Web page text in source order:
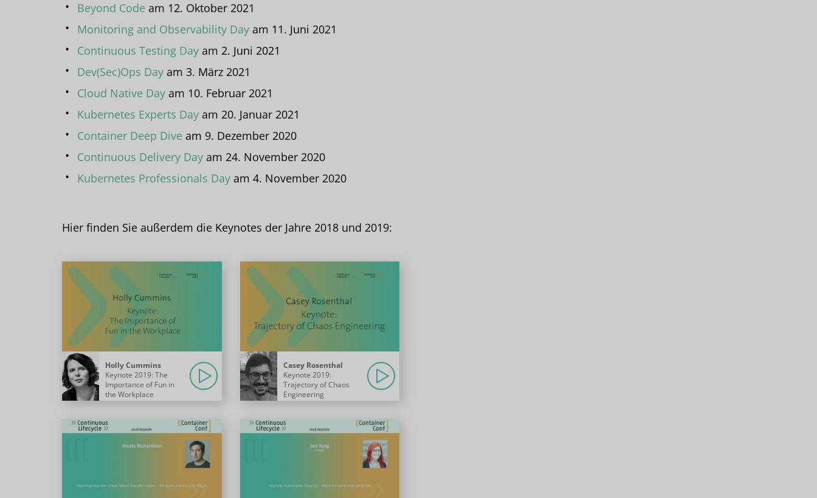
Beyond Code am 12. Oktober 2021
Monitoring and Observability Day am 11. Juni 2021
Continuous Testing Day am 2. Juni 2021
Dev(Sec)Ops Day am 3. März 2021
Cloud Native Day am 10. Februar 2021
Kubernetes Experts Day am 20. Januar 2021
Container Deep Dive am 9. Dezember 2020
Continuous Delivery Day am 24. November 2020
Kubernetes Professionals Day am 4. November 2020
Hier finden Sie außerdem die Keynotes der Jahre 2018 und 2019:
Holly Cummins
Keynote 2019: The
Importance of Fun in
the Workplace
Casey Rosenthal
Keynote 2019:
Trajectory of Chaos
Engineering